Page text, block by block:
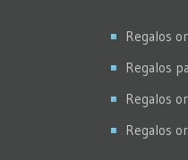
Regalos
Regalos
Regalos
Regalos